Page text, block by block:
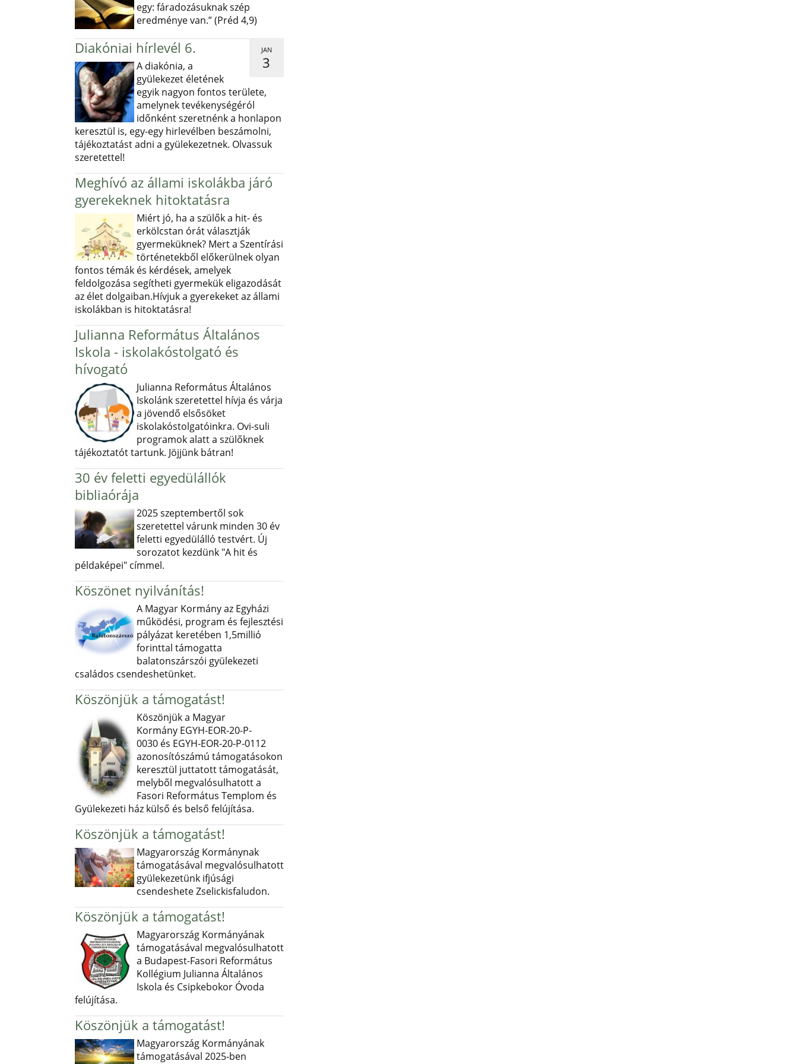
egy: fáradozásuknak szép
eredménye van.” (Préd 4,9)
JAN
3
Diakóniai hírlevél 6.
A diakónia, a
gyülekezet életének
egyik nagyon fontos területe,
amelynek tevékenységéról
időnként szeretnénk a honlapon
keresztül is, egy-egy hirlevélben beszámolni,
tájékoztatást adni a gyülekezetnek. Olvassuk
szeretettel!
Meghívó az állami iskolákba járó
gyerekeknek hitoktatásra
Miért jó, ha a szülők a hit- és
erkölcstan órát választják
gyermeküknek? Mert a Szentírási
történetekből előkerülnek olyan
fontos témák és kérdések, amelyek
feldolgozása segítheti gyermekük eligazodását
az élet dolgaiban.Hívjuk a gyerekeket az állami
iskolákban is hitoktatásra!
Julianna Református Általános
Iskola - iskolakóstolgató és
hívogató
Julianna Református Általános
Iskolánk szeretettel hívja és várja
a jövendő elsősöket
iskolakóstolgatóinkra. Ovi-suli
programok alatt a szülőknek
tájékoztatót tartunk. Jöjjünk bátran!
30 év feletti egyedülállók
bibliaórája
2025 szeptembertől sok
szeretettel várunk minden 30 év
feletti egyedülálló testvért. Új
sorozatot kezdünk "A hit és
példaképei" címmel.
Köszönet nyilvánítás!
A Magyar Kormány az Egyházi
működési, program és fejlesztési
pályázat keretében 1,5millió
forinttal támogatta
balatonszárszói gyülekezeti
családos csendeshetünket.
Köszönjük a támogatást!
Köszönjük a Magyar
Kormány EGYH-EOR-20-P-
0030 és EGYH-EOR-20-P-0112
azonosítószámú támogatásokon
keresztül juttatott támogatását,
melyből megvalósulhatott a
Fasori Református Templom és
Gyülekezeti ház külső és belső felújítása.
Köszönjük a támogatást!
Magyarország Kormánynak
támogatásával megvalósulhatott
gyülekezetünk ifjúsági
csendeshete Zselickisfaludon.
Köszönjük a támogatást!
Magyarország Kormányának
támogatásával megvalósulhatott
a Budapest-Fasori Református
Kollégium Julianna Általános
Iskola és Csipkebokor Óvoda
felújítása.
Köszönjük a támogatást!
Magyarország Kormányának
támogatásával 2025-ben